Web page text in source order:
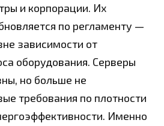
и корпорации. Их
по регламенту —
зависимости от
оборудования. Серверы
но больше не
требования по плотности
Именно